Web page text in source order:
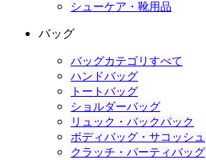
シューケア・靴用品
バッグ
バッグカテゴリすべて
ハンドバッグ
トートバッグ
ショルダーバッグ
リュック・バックパック
ボディバッグ・サコッシュ
クラッチ・パーティバッグ